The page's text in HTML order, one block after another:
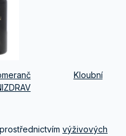
Kloubní
výživových